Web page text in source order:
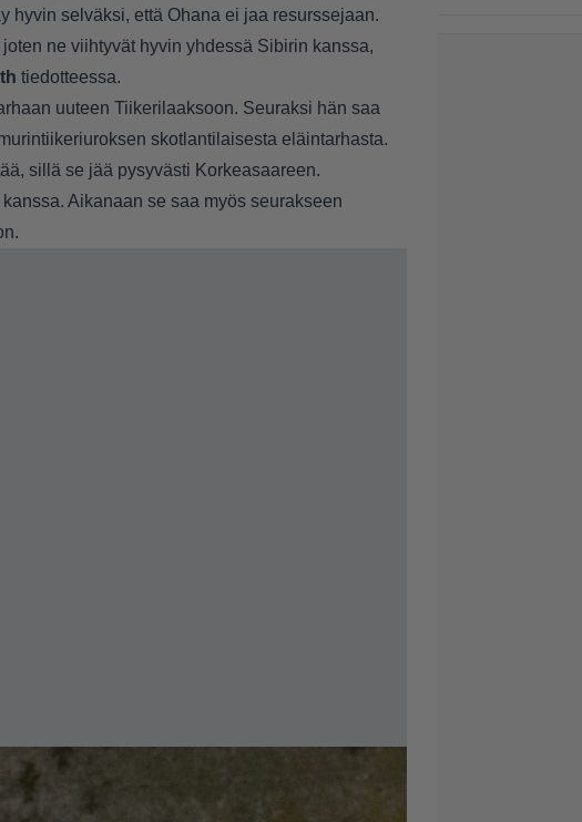
hyvin selväksi, että Ohana ei jaa resurssejaan.
ne viihtyvät hyvin yhdessä Sibirin kanssa,
tiedotteessa.
uuteen Tiikerilaaksoon. Seuraksi hän saa
skotlantilaisesta eläintarhasta.
sillä se jää pysyvästi Korkeasaareen.
Aikanaan se saa myös seurakseen